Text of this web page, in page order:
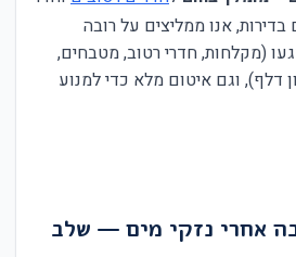
בדירות, אנו ממליצים על רובה
(מקלחות, חדרי רטוב, מטבחים,
דלף), וגם איטום מלא כדי למנוע
אחרי נזקי מים — שלב